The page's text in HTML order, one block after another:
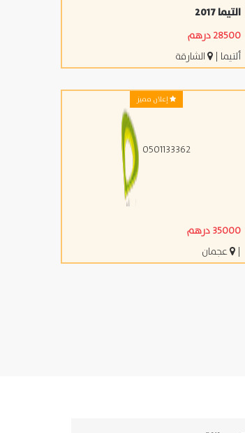
التيما 2017
28500 درهم
ألتيما | الشارقة
إعلان مميز
0501133362
35000 درهم
|
عجمان